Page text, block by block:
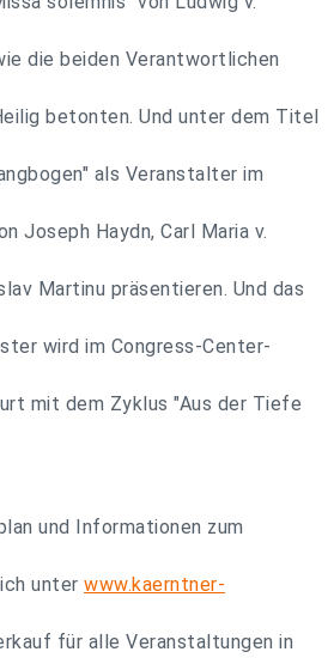
die beiden Verantwortlichen
betonten. Und unter dem Titel
als Veranstalter im
Joseph Haydn, Carl Maria v.
Martinu präsentieren. Und das
wird im Congress-Center-
mit dem Zyklus "Aus der Tiefe
und Informationen zum
unter www.kaerntner-
für alle Veranstaltungen in